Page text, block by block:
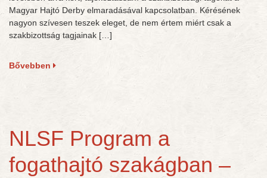
Magyar Hajtó Derby elmaradásával kapcsolatban. Kérésének
nagyon szívesen teszek eleget, de nem értem miért csak a
szakbizottság tagjainak […]
Bővebben
NLSF Program a
fogathajtó szakágban –